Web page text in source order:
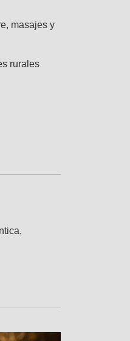
masajes y
rurales